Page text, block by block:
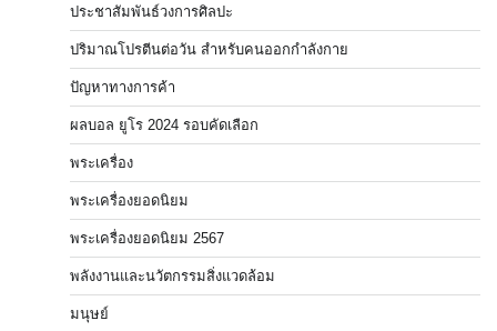
ประชาสัมพันธ์วงการศิลปะ
ปริมาณโปรตีนต่อวัน สำหรับคนออกกำลังกาย
ปัญหาทางการค้า
ผลบอล ยูโร 2024 รอบคัดเลือก
พระเครื่อง
พระเครื่องยอดนิยม
พระเครื่องยอดนิยม 2567
พลังงานและนวัตกรรมสิ่งแวดล้อม
มนุษย์